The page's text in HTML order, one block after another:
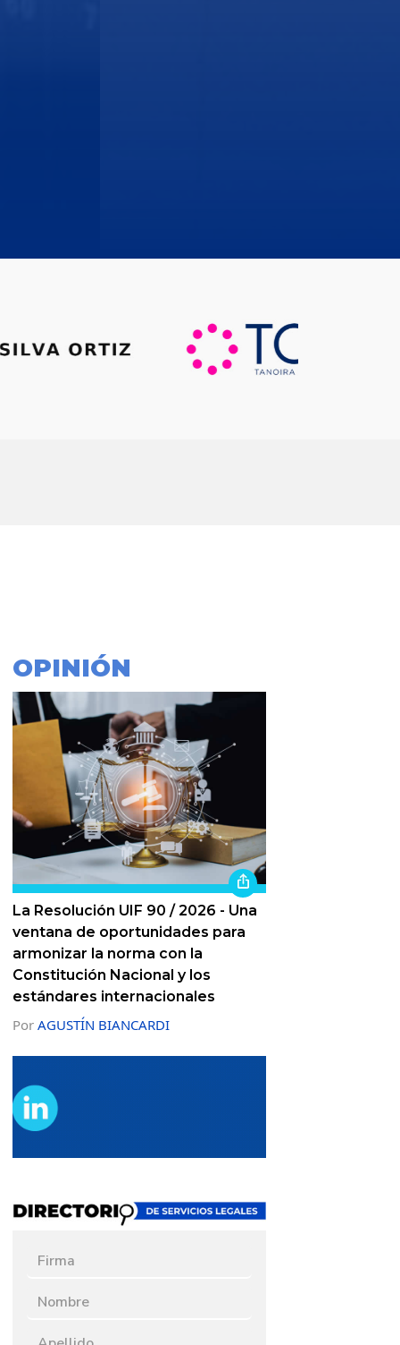
OPINIÓN
La Resolución UIF 90 / 2026 - Una
ventana de oportunidades para
armonizar la norma con la
Constitución Nacional y los
estándares internacionales
Por AGUSTÍN BIANCARDI